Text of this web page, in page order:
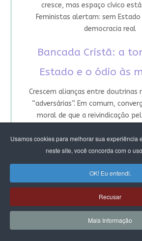
Usamos cookies para melhorar sua experiência
neste site, você concorda com o
OK! Eu entendi.
Recusar
Mais Informação
cresce, mas espaço cívico
Feministas alertam: sem
democracia real
Bancada Cristã: a
Estado e o ódio às
Crescem alianças entre doutrinas
“adversárias”. Em comum,
moral de que a reivindicação
alcançar o Colégio de Líderes do
controle da pauta
Congresso: Por onde
bancadas
Pauta da “retidão moral” sob
aglutina 40% dos parlamentares.